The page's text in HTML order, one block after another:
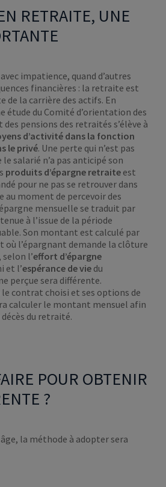
RETRAITE, UNE
impatience, quand d’autres
financières : la retraite est
de la carrière des actifs. En
étude du Comité d’orientation des
pensions des retraités s’élève à
d’activité dans la fonction
le privé. Une perte qui n’est pas
salarié n’a pas anticipé son
produits d’épargne retraite est
pour ne pas se retrouver dans
au moment de percevoir des
mensuelle se traduit par
à l’issue de la période
Son montant est calculé par
où l’épargnant demande la clôture
l’effort d’épargne
et l’espérance de vie du
perçue sera différente.
contrat choisi et ses options de
calculer le montant mensuel afin
décès du retraité.
POUR OBTENIR
?
la méthode à adopter sera